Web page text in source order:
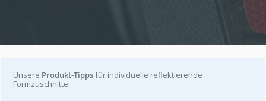
Unsere Produkt-Tippsfür individuelle reflektierende
Formzuschnitte: